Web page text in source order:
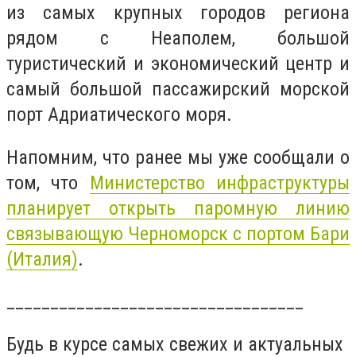
из самых крупных городов региона
рядом с Неаполем, большой
туристический и экономический центр и
самый большой пассажирский морской
порт Адриатического моря.
Напомним, что ранее мы уже сообщали о
том, что Министерство инфраструктуры
планирует открыть паромную линию
связывающую Черноморск с портом Бари
(Италия).
Будь в курсе самых свежих и актуальных